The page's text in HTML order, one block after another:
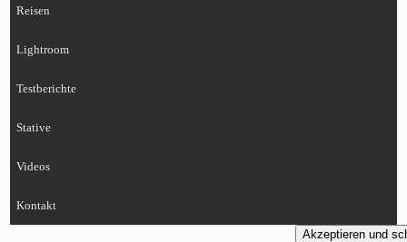
Reisen
Lightroom
Testberichte
Stative
Videos
Kontakt